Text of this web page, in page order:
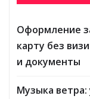
Оформление
карту без
и документы
Музыка